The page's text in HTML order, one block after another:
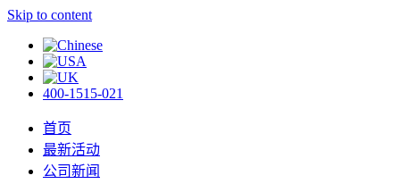
Skip to content
400-1515-021
首页
最新活动
公司新闻